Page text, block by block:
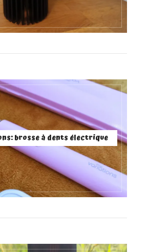
brosse à dents électrique